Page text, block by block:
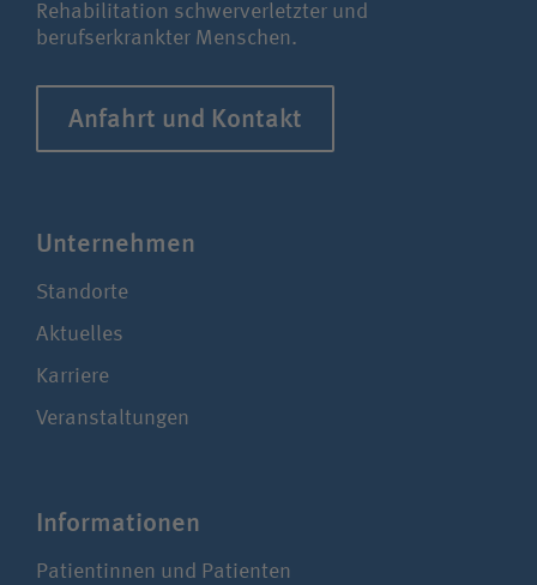
Rehabilitation schwerverletzter und
berufserkrankter Menschen.
Anfahrt und Kontakt
Unter­nehmen
Standorte
Aktuelles
Karriere
Veranstaltungen
Infor­ma­tionen
Patientinnen und Patienten